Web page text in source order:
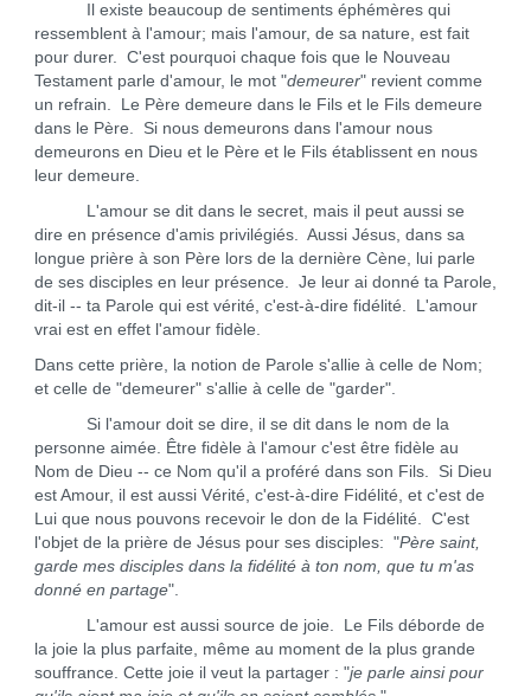
Il existe beaucoup de sentiments éphémères qui
ressemblent à l'amour; mais l'amour, de sa nature, est fait
pour durer. C'est pourquoi chaque fois que le Nouveau
Testament parle d'amour, le mot "demeurer" revient comme
un refrain. Le Père demeure dans le Fils et le Fils demeure
dans le Père. Si nous demeurons dans l'amour nous
demeurons en Dieu et le Père et le Fils établissent en nous
leur demeure.
L'amour se dit dans le secret, mais il peut aussi se
dire en présence d'amis privilégiés. Aussi Jésus, dans sa
longue prière à son Père lors de la dernière Cène, lui parle
de ses disciples en leur présence. Je leur ai donné ta Parole,
dit-il -- ta Parole qui est vérité, c'est-à-dire fidélité. L'amour
vrai est en effet l'amour fidèle.
Dans cette prière, la notion de Parole s'allie à celle de Nom;
et celle de "demeurer" s'allie à celle de "garder".
Si l'amour doit se dire, il se dit dans le nom de la
personne aimée. Être fidèle à l'amour c'est être fidèle au
Nom de Dieu -- ce Nom qu'il a proféré dans son Fils. Si Dieu
est Amour, il est aussi Vérité, c'est-à-dire Fidélité, et c'est de
Lui que nous pouvons recevoir le don de la Fidélité. C'est
l'objet de la prière de Jésus pour ses disciples: "Père saint,
garde mes disciples dans la fidélité à ton nom, que tu m'as
donné en partage".
L'amour est aussi source de joie. Le Fils déborde de
la joie la plus parfaite, même au moment de la plus grande
souffrance. Cette joie il veut la partager : "je parle ainsi pour